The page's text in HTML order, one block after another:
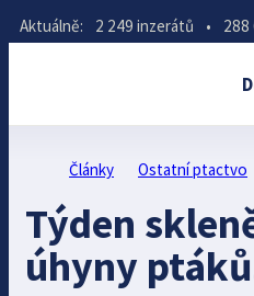
Aktuálně: 2 249 inzerátů • 288
Články Ostatní ptactvo
Týden
úhyny